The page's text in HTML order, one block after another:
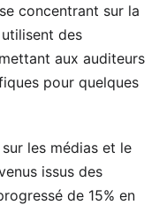
concentrant sur la
des
aux auditeurs
pour quelques
sur les médias et le
issus des
de 15% en